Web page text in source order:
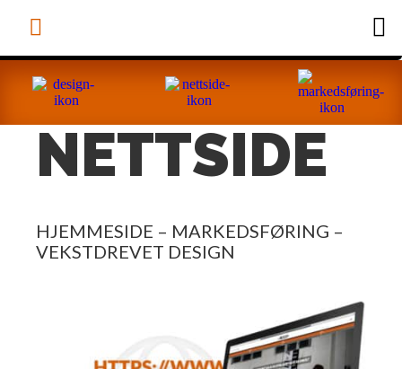
NETTSIDE
HJEMMESIDE – MARKEDSFØRING –
VEKSTDREVET DESIGN